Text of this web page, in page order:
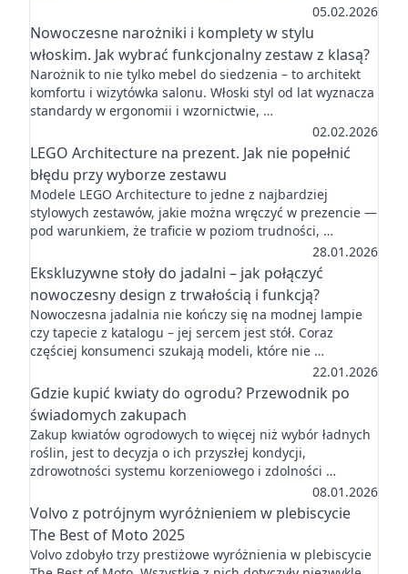
05.02.2026
Nowoczesne narożniki i komplety w stylu
włoskim. Jak wybrać funkcjonalny zestaw z klasą?
Narożnik to nie tylko mebel do siedzenia – to architekt
komfortu i wizytówka salonu. Włoski styl od lat wyznacza
standardy w ergonomii i wzornictwie, …
02.02.2026
LEGO Architecture na prezent. Jak nie popełnić
błędu przy wyborze zestawu
Modele LEGO Architecture to jedne z najbardziej
stylowych zestawów, jakie można wręczyć w prezencie —
pod warunkiem, że traficie w poziom trudności, …
28.01.2026
Ekskluzywne stoły do jadalni – jak połączyć
nowoczesny design z trwałością i funkcją?
Nowoczesna jadalnia nie kończy się na modnej lampie
czy tapecie z katalogu – jej sercem jest stół. Coraz
częściej konsumenci szukają modeli, które nie …
22.01.2026
Gdzie kupić kwiaty do ogrodu? Przewodnik po
świadomych zakupach
Zakup kwiatów ogrodowych to więcej niż wybór ładnych
roślin, jest to decyzja o ich przyszłej kondycji,
zdrowotności systemu korzeniowego i zdolności …
08.01.2026
Volvo z potrójnym wyróżnieniem w plebiscycie
The Best of Moto 2025
Volvo zdobyło trzy prestiżowe wyróżnienia w plebiscycie